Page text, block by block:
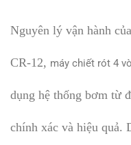
Nguyên lý vận hành
CR-12, máy chiết rót 4
dụng hệ thống bơm từ
chính xác và hiệu quả.